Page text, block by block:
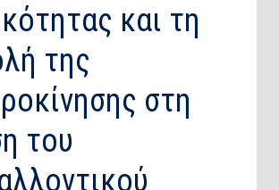
και τη
της
στη
του